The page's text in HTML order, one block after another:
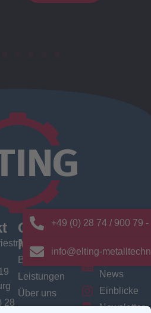
28
Quick
Menü
Branchen
Leistungen
Über uns
News/
Aktuelles
News
Einblicke
Newsletter
+49 (0) 28 74 / 900 79 -
info@elting-